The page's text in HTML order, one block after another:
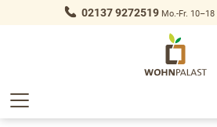
springen 02137 9272519Mo.-Fr. 10–18